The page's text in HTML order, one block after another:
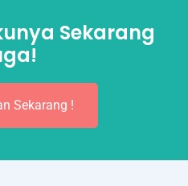
Sekarang
Sekarang !